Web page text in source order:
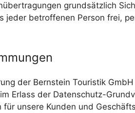
grundsätzlich
jeder betroffenen Person frei,
der Bernstein Touristik
Erlass der Datenschutz-
für unsere Kunden und